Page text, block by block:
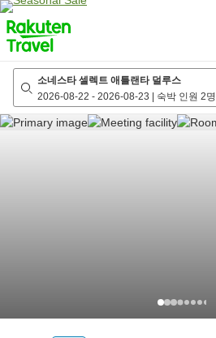
to
top
page
소네스타 셀렉트 애틀랜타 덜루스
2026-08-22 - 2026-08-23 숙박 인원 2명